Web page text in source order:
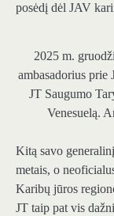
2025 m.
ambasadorius prie
JT Saugumo
Venesuelą.
Kitą savo
metais, o
Karibų jūros
JT taip pat vis